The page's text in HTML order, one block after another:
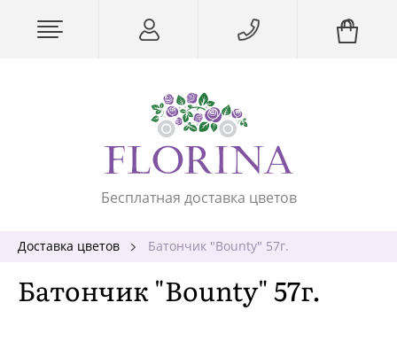
Бесплатная доставка цветов
Доставка цветов Батончик "Bounty" 57г.
Батончик "Bounty" 57г.